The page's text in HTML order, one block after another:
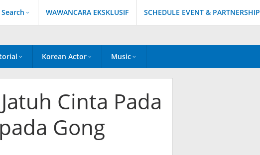
Search WAWANCARA EKSKLUSIF SCHEDULE EVENT & PARTNERSHIP
Korean Actor Music
Cinta Pada
Gong